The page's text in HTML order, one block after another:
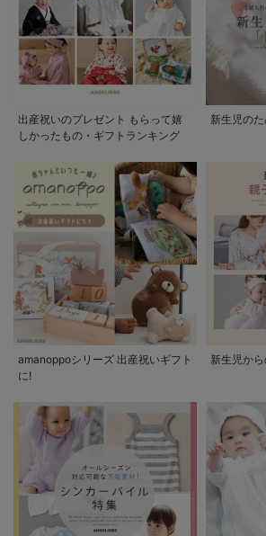
出産祝いのプレゼント もらって嬉
しかったもの・ギフトランキング
新生児の
amanoppoシリーズ 出産祝いギフト
に!
新生児か